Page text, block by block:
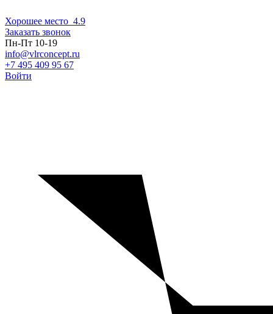
Хорошее место 4.9
Заказать звонок
Пн-Пт 10-19
info@vlrconcept.ru
+7 495 409 95 67
Войти